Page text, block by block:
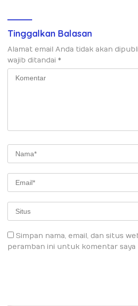
Tinggalkan Balasan
Alamat email Anda tidak akan
wajib ditandai *
Simpan nama, email, dan situs
peramban ini untuk komentar saya